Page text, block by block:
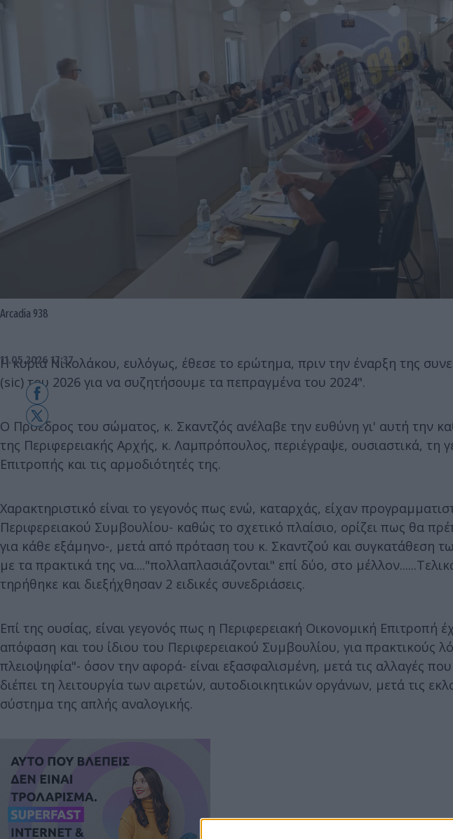
Arcadia 938
11.05.2026 17:37
Η κυρία Νικολάκου, ευλόγως, έθεσε το ερώτημα, πριν την έναρξη της
(sic) του 2026 για να συζητήσουμε τα πεπραγμένα του 2024".
Ο Πρόεδρος του σώματος, κ. Σκαντζός ανέλαβε την ευθύνη γι' αυτή την
της Περιφερειακής Αρχής, κ. Λαμπρόπουλος, περιέγραψε, ουσιαστικά, τη
Επιτροπής και τις αρμοδιότητές της.
Χαρακτηριστικό είναι το γεγονός πως ενώ, καταρχάς, είχαν
Περιφερειακού Συμβουλίου- καθώς το σχετικό πλαίσιο, ορίζει πως θα
για κάθε εξάμηνο-, μετά από πρόταση του κ. Σκαντζού και συγκατάθεση
με τα πρακτικά της να...."πολλαπλασιάζονται" επί δύο, στο
τηρήθηκε και διεξήχθησαν 2 ειδικές συνεδριάσεις.
Επί της ουσίας, είναι γεγονός πως η Περιφερειακή Οικονομική Επιτροπή
απόφαση και του ίδιου του Περιφερειακού Συμβουλίου, για πρακτικούς
πλειοψηφία"- όσον την αφορά- είναι εξασφαλισμένη, μετά τις αλλαγές
διέπει τη λειτουργία των αιρετών, αυτοδιοικητικών οργάνων, μετά τις
σύστημα της απλής αναλογικής.